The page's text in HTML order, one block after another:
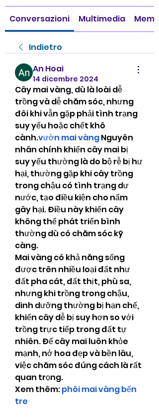
Conversazioni Multimedia
Indietro
An Hoai
14 dicembre 2024
Cây mai vàng, dù là loài dễ
trồng và dễ chăm sóc, nhưng
đôi khi vẫn gặp phải tình trạng
suy yếu hoặc chết khô
cành.vườn mai vàng Nguyên
nhân chính khiến cây mai bị
suy yếu thường là do bộ rễ bị hư
hại, thường gặp khi cây trồng
trong chậu có tình trạng dư
nước, tạo điều kiện cho nấm
gây hại. Điều này khiến cây
không thể phát triển bình
thường dù có chăm sóc kỹ
càng.
Mai vàng có khả năng sống
được trên nhiều loại đất như
đất pha cát, đất thịt, phù sa,
nhưng khi trồng trong chậu,
dinh dưỡng thường bị hạn chế,
khiến cây dễ bị suy hơn so với
trồng trực tiếp trong đất tự
nhiên. Để cây mai luôn khỏe
mạnh, nở hoa đẹp và bền lâu,
việc chăm sóc đúng cách là rất
quan trọng.
Xem thêm: phôi mai vàng bến
tre